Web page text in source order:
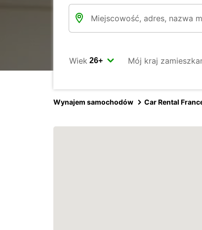
Wiek Mój kraj
Wynajem samochodów Car Rental